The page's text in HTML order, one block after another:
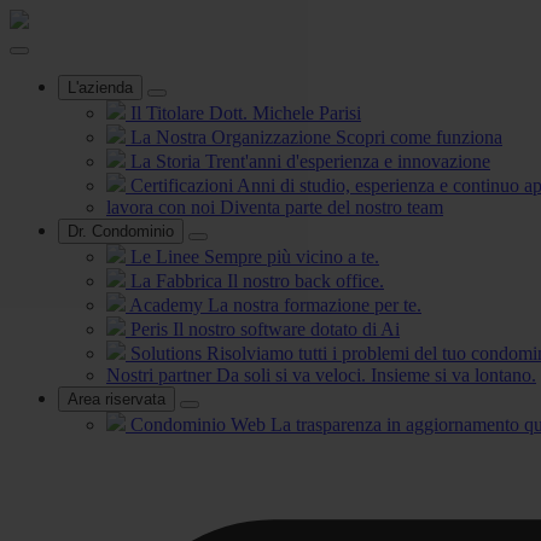
L'azienda
Il Titolare Dott. Michele Parisi
La Nostra Organizzazione Scopri come funziona
La Storia Trent'anni d'esperienza e innovazione
Certificazioni Anni di studio, esperienza e continuo
lavora con noi Diventa parte del nostro team
Dr. Condominio
Le Linee Sempre più vicino a te.
La Fabbrica Il nostro back office.
Academy La nostra formazione per te.
Peris Il nostro software dotato di Ai
Solutions Risolviamo tutti i problemi del tuo
Nostri partner Da soli si va veloci. Insieme si va lontano.
Area riservata
Condominio Web La trasparenza in aggiornamento